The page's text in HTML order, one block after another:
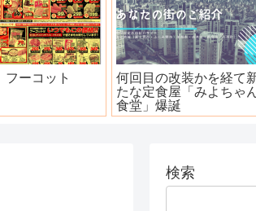
寿司屋。おり
【ふじみ野】素敵なス
ーキ！ワンダーステー
キ！
検索